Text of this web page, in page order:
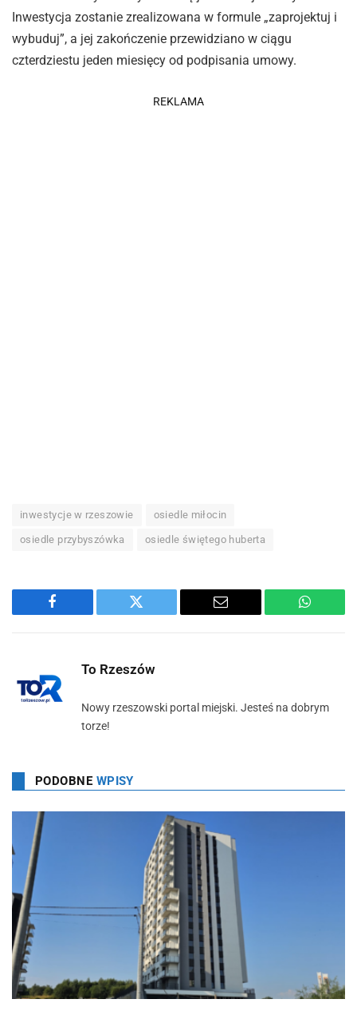
Inwestycja zostanie zrealizowana w formule „zaprojektuj i
wybuduj”, a jej zakończenie przewidziano w ciągu
czterdziestu jeden miesięcy od podpisania umowy.
REKLAMA
inwestycje w rzeszowie osiedle miłocin
osiedle przybyszówka osiedle świętego huberta
Facebook Twitter Email
To Rzeszów
Nowy rzeszowski portal miejski. Jesteś na dobrym
torze!
PODOBNE WPISY